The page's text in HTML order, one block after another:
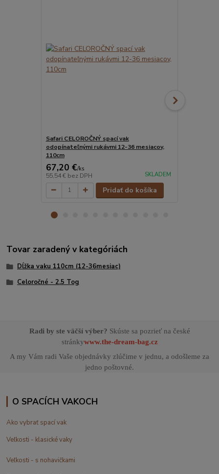
Safari CELOROČNÝ spací vak
odopínateľnými rukávmi 12-36 mesiacov,
110cm
67,20 €/ks
55,54 € bez DPH SKLADEM
Pridať do košíka
Tovar zaradený v kategóriách
Dĺžka vaku 110cm (12-36mesiac)
Celoročné - 2.5 Tog
Radi by ste väčší výber? Skúste sa pozrieť na české
stránkywww.the-dream-bag.cz
A my Vám radi Vaše objednávky zlúčime v jednu, a odošleme za
jedno poštovné.
O SPACÍCH VAKOCH
Ako vybrať spací vak
Veľkosti - klasické vaky
Veľkosti - s nohavičkami